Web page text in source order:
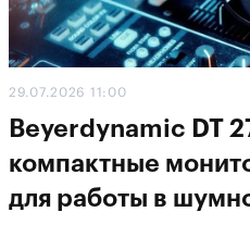
29.07.2026 11:00
Beyerdynamic DT
компактные
для работы в